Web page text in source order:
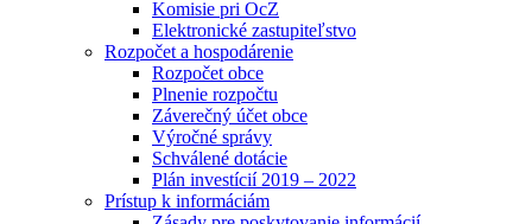
Komisie pri OcZ
Elektronické zastupiteľstvo
Rozpočet a hospodárenie
Rozpočet obce
Plnenie rozpočtu
Záverečný účet obce
Výročné správy
Schválené dotácie
Plán investícií 2019 – 2022
Prístup k informáciám